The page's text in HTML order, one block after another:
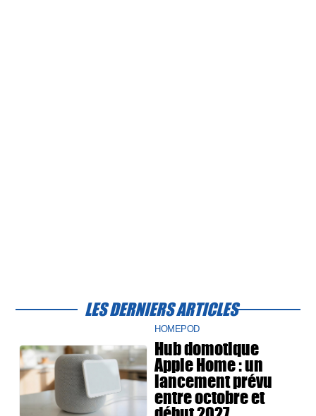
LES DERNIERS ARTICLES
HOMEPOD
Hub domotique
Apple Home : un
lancement prévu
entre octobre et